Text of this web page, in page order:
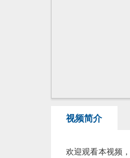
视频简介
欢迎观看本视频